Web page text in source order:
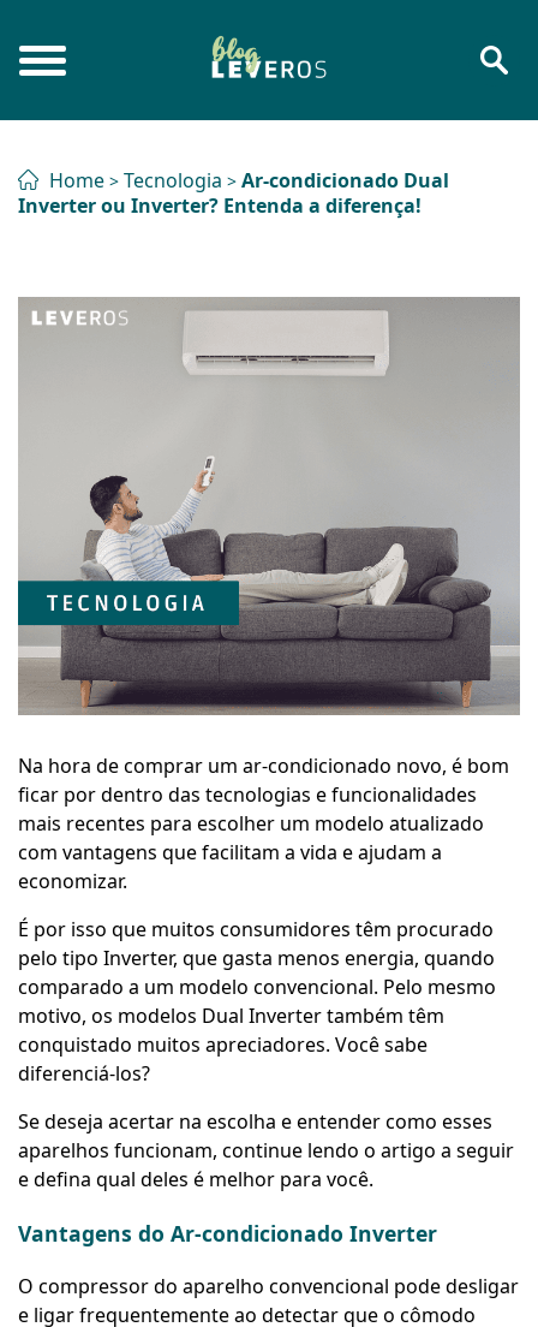
Home > Tecnologia > Ar-condicionado Dual
Inverter ou Inverter? Entenda a diferença!
Na hora de comprar um ar-condicionado novo, é bom
ficar por dentro das tecnologias e funcionalidades
mais recentes para escolher um modelo atualizado
com vantagens que facilitam a vida e ajudam a
economizar.
É por isso que muitos consumidores têm procurado
pelo tipo Inverter, que gasta menos energia, quando
comparado a um modelo convencional. Pelo mesmo
motivo, os modelos Dual Inverter também têm
conquistado muitos apreciadores. Você sabe
diferenciá-los?
Se deseja acertar na escolha e entender como esses
aparelhos funcionam, continue lendo o artigo a seguir
e defina qual deles é melhor para você.
Vantagens do Ar-condicionado Inverter
O compressor do aparelho convencional pode desligar
e ligar frequentemente ao detectar que o cômodo